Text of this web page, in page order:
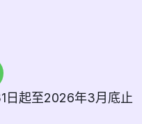
日起至2026年3月底止